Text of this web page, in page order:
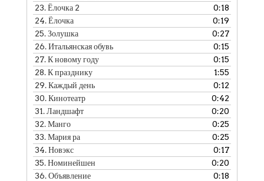
23.Ёлочка 2
0:18
24.Ёлочка
0:19
25.Золушка
0:27
26.Итальянская обувь
0:15
27.К новому году
0:15
28.К празднику
1:55
29.Каждый день
0:12
30.Кинотеатр
0:42
31.Ландшафт
0:20
32.Манго
0:25
33.Мария ра
0:25
34.Новэкс
0:17
35.Номинейшен
0:20
36.Объявление
0:18